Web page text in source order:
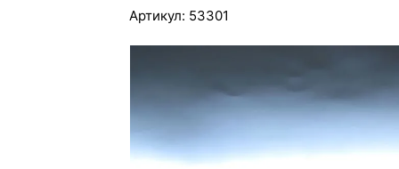
Артикул: 53301